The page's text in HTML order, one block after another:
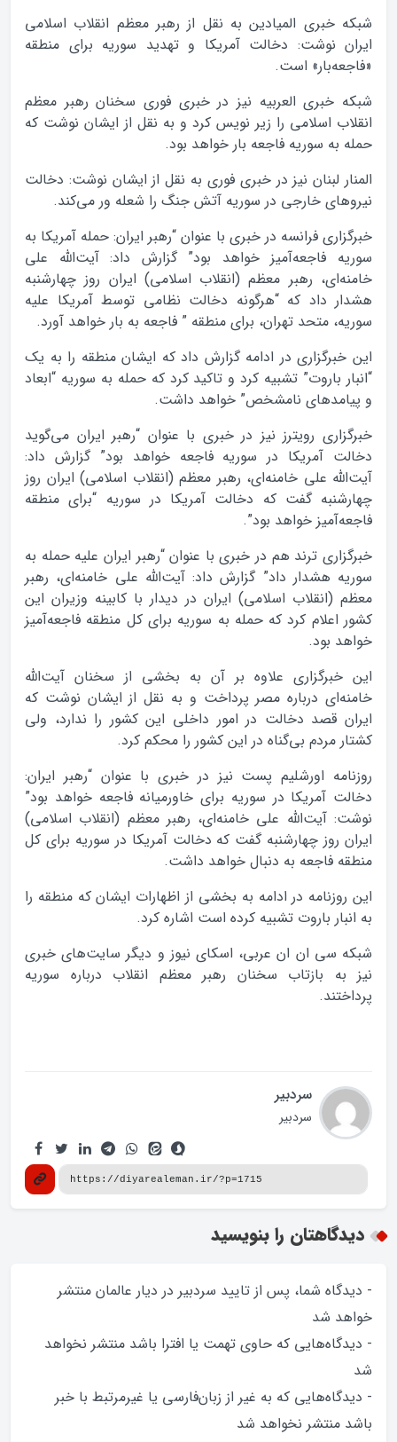
شبکه خبری المیادین به نقل از رهبر معظم انقلاب اسلامی
ایران نوشت: دخالت آمریکا و تهدید سوریه برای منطقه
«فاجعه‌بار» است.
شبکه خبری العربیه نیز در خبری فوری سخنان رهبر معظم
انقلاب اسلامی را زیر نویس کرد و به نقل از ایشان نوشت که
حمله به سوریه فاجعه بار خواهد بود.
المنار لبنان نیز در خبری فوری به نقل از ایشان نوشت: دخالت
نیروهای خارجی در سوریه آتش جنگ را شعله ور می‌کند.
خبرگزاری فرانسه در خبری با عنوان “رهبر ایران: حمله آمریکا به
سوریه فاجعه‌آمیز خواهد بود” گزارش داد: آیت‌الله علی
خامنه‌ای، رهبر معظم (انقلاب اسلامی) ایران روز چهارشنبه
هشدار داد که “هرگونه دخالت نظامی توسط آمریکا علیه
سوریه، متحد تهران، برای منطقه ” فاجعه به‌ بار خواهد آورد.
این خبرگزاری در ادامه گزارش داد که ایشان منطقه را به یک
“انبار باروت” تشبیه کرد و تاکید کرد که حمله به سوریه “ابعاد
و پیامدهای نامشخص” خواهد داشت.
خبرگزاری رویترز نیز در خبری با عنوان “رهبر ایران می‌گوید
دخالت آمریکا در سوریه فاجعه خواهد بود” گزارش داد:
آیت‌الله علی خامنه‌ای، رهبر معظم (انقلاب اسلامی) ایران روز
چهارشنبه گفت که دخالت آمریکا در سوریه “برای منطقه
فاجعه‌آمیز خواهد بود”.
خبرگزاری ترند هم در خبری با عنوان “رهبر ایران علیه حمله به
سوریه هشدار داد” گزارش داد: آیت‌الله علی خامنه‌ای، رهبر
معظم (انقلاب اسلامی) ایران در دیدار با کابینه وزیران این
کشور اعلام کرد که حمله به سوریه برای کل منطقه فاجعه‌آمیز
خواهد بود.
این خبرگزاری علاوه بر آن به بخشی از سخنان آیت‌الله
خامنه‌ای درباره مصر پرداخت و به نقل از ایشان نوشت که
ایران قصد دخالت در امور داخلی این کشور را ندارد، ولی
کشتار مردم بی‌گناه در این کشور را محکم کرد.
روزنامه اورشلیم پست نیز در خبری با عنوان “رهبر ایران:
دخالت آمریکا در سوریه برای خاورمیانه فاجعه خواهد بود”
نوشت: آیت‌الله علی خامنه‌ای، رهبر معظم (انقلاب اسلامی)
ایران روز چهارشنبه گفت که دخالت آمریکا در سوریه برای کل
منطقه فاجعه به دنبال خواهد داشت.
این روزنامه در ادامه به بخشی از اظهارات ایشان که منطقه را
به انبار باروت تشبیه کرده است اشاره کرد.
شبکه سی ان ان عربی، اسکای نیوز و دیگر سایت‌های خبری
نیز به بازتاب سخنان رهبر معظم انقلاب درباره سوریه
پرداختند.
سردبیر
سردبیر
دیدگاهتان را بنویسید
- دیدگاه شما، پس از تایید سردبیر در دیار عالمان منتشر
خواهد‌ شد
- دیدگاه‌هایی که حاوی تهمت یا افترا باشد منتشر نخواهد‌
شد
- دیدگاه‌هایی که به غیر از زبان‌فارسی یا غیرمرتبط با خبر
باشد منتشر نخواهد‌ شد